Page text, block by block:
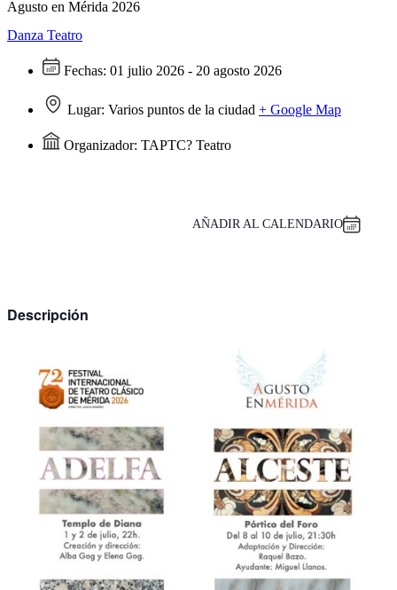
Agusto en Mérida 2026
Danza Teatro
Fechas: 01 julio 2026 - 20 agosto 2026
Lugar: Varios puntos de la ciudad + Google Map
Organizador: TAPTC? Teatro
AÑADIR AL CALENDARIO
Descripción